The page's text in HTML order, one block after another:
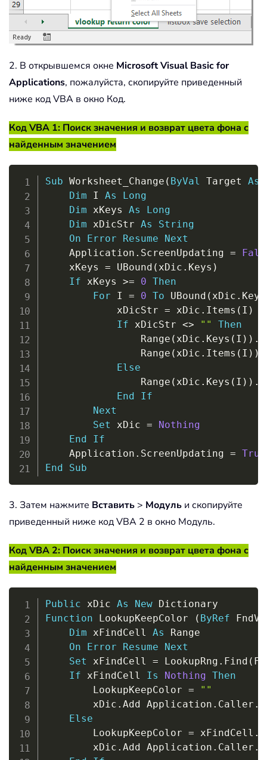
2. В открывшемся окне Microsoft Visual Basic for
Applications, пожалуйста, скопируйте приведенный
ниже код VBA в окно Код.
Код VBA 1: Поиск значения и возврат цвета фона с
найденным значением
Sub Worksheet_Change ( ByVal Target As
Dim I As
Long
Dim xKeys As
Long
Dim xDicStr As
String
On
Error Resume
Next
    Application
. ScreenUpdating =
    xKeys
= UBound ( xDic . Keys )
If xKeys >= 0 Then
For I = 0 To UBound ( xDic . Keys
            xDicStr
= xDic . Items ( I )
If xDicStr <> ""
Then
                Range
( xDic . Keys ( I ) ) .
                Range
( xDic . Items ( I ) )
Else
                Range
( xDic . Keys ( I ) ) .
End
If
Next
Set xDic =
Nothing
End
If
    Application
. ScreenUpdating = True
End
Sub
Copy
3. Затем нажмите Вставить > Модуль и скопируйте
приведенный ниже код VBA 2 в окно Модуль.
Код VBA 2: Поиск значения и возврат цвета фона с
найденным значением
Public xDic As New
Function LookupKeepColor ( ByRef
Dim xFindCell As Range
On
Error Resume
Next
Set xFindCell = LookupRng . Find (
If xFindCell Is Nothing Then
        LookupKeepColor
=
""
        xDic
. Add Application . Caller .
Else
        LookupKeepColor
= xFindCell .
        xDic
. Add Application . Caller .
Copy